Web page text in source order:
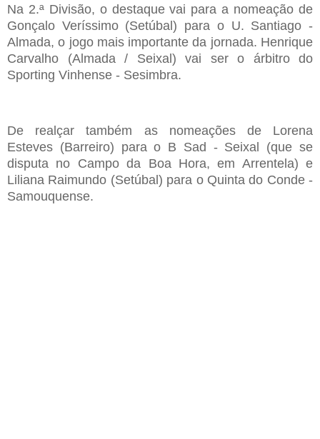
Na 2.ª Divisão, o destaque vai para a nomeação de
Gonçalo Veríssimo (Setúbal) para o U. Santiago -
Almada, o jogo mais importante da jornada. Henrique
Carvalho (Almada / Seixal) vai ser o árbitro do
Sporting Vinhense - Sesimbra.
De realçar também as nomeações de Lorena
Esteves (Barreiro) para o B Sad - Seixal (que se
disputa no Campo da Boa Hora, em Arrentela) e
Liliana Raimundo (Setúbal) para o Quinta do Conde -
Samouquense.